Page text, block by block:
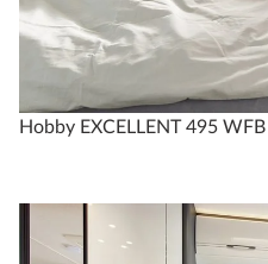
Hobby EXCELLENT 495 WFB